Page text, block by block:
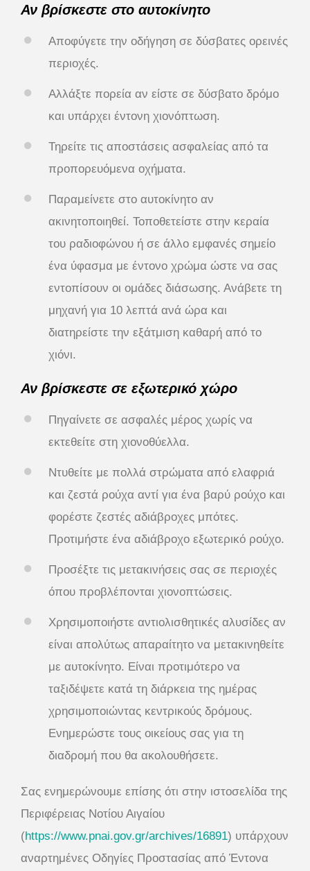
Αν βρίσκεστε στο αυτοκίνητο
Αποφύγετε την οδήγηση σε δύσβατες ορεινές
περιοχές.
Αλλάξτε πορεία αν είστε σε δύσβατο δρόμο
και υπάρχει έντονη χιονόπτωση.
Τηρείτε τις αποστάσεις ασφαλείας από τα
προπορευόμενα οχήματα.
Παραμείνετε στο αυτοκίνητο αν
ακινητοποιηθεί. Τοποθετείστε στην κεραία
του ραδιοφώνου ή σε άλλο εμφανές σημείο
ένα ύφασμα με έντονο χρώμα ώστε να σας
εντοπίσουν οι ομάδες διάσωσης. Ανάβετε τη
μηχανή για 10 λεπτά ανά ώρα και
διατηρείστε την εξάτμιση καθαρή από το
χιόνι.
Αν βρίσκεστε σε εξωτερικό χώρο
Πηγαίνετε σε ασφαλές μέρος χωρίς να
εκτεθείτε στη χιονοθύελλα.
Ντυθείτε με πολλά στρώματα από ελαφριά
και ζεστά ρούχα αντί για ένα βαρύ ρούχο και
φορέστε ζεστές αδιάβροχες μπότες.
Προτιμήστε ένα αδιάβροχο εξωτερικό ρούχο.
Προσέξτε τις μετακινήσεις σας σε περιοχές
όπου προβλέπονται χιονοπτώσεις.
Χρησιμοποιήστε αντιολισθητικές αλυσίδες αν
είναι απολύτως απαραίτητο να μετακινηθείτε
με αυτοκίνητο. Είναι προτιμότερο να
ταξιδέψετε κατά τη διάρκεια της ημέρας
χρησιμοποιώντας κεντρικούς δρόμους.
Ενημερώστε τους οικείους σας για τη
διαδρομή που θα ακολουθήσετε.
Σας ενημερώνουμε επίσης ότι στην ιστοσελίδα της
Περιφέρειας Νοτίου Αιγαίου
(https://www.pnai.gov.gr/archives/16891) υπάρχουν
αναρτημένες Οδηγίες Προστασίας από Έντονα